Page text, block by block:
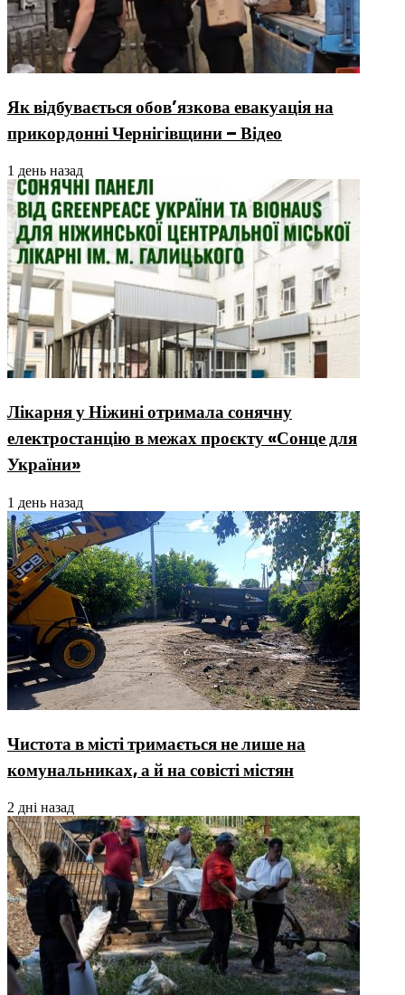
Як відбувається обов’язкова евакуація на
прикордонні Чернігівщини – Відео
1 день назад
Лікарня у Ніжині отримала сонячну
електростанцію в межах проєкту «Сонце для
України»
1 день назад
Чистота в місті тримається не лише на
комунальниках, а й на совісті містян
2 дні назад